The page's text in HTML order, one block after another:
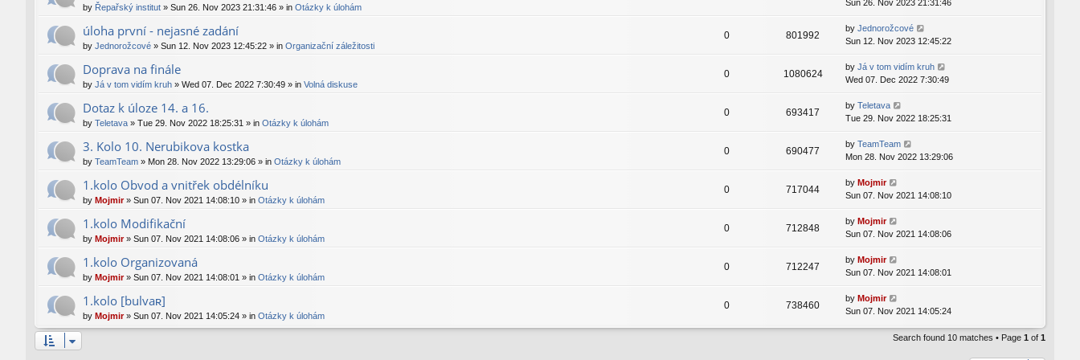
by Řepařský institut » Sun 26. Nov 2023 21:31:46 » in Otázky k úlohám Sun 26. Nov 2023 21:31:46
úloha první - nejasné zadání
by Jednorožcové » Sun 12. Nov 2023 12:45:22 » in Organizační záležitosti
0 801992
by Jednorožcové
Sun 12. Nov 2023 12:45:22
Doprava na finále
by Já v tom vidím kruh » Wed 07. Dec 2022 7:30:49 » in Volná diskuse
0 1080624
by Já v tom vidím kruh
Wed 07. Dec 2022 7:30:49
Dotaz k úloze 14. a 16.
by Teletava » Tue 29. Nov 2022 18:25:31 » in Otázky k úlohám
0 693417
by Teletava
Tue 29. Nov 2022 18:25:31
3. Kolo 10. Nerubikova kostka
by TeamTeam » Mon 28. Nov 2022 13:29:06 » in Otázky k úlohám
0 690477
by TeamTeam
Mon 28. Nov 2022 13:29:06
1.kolo Obvod a vnitřek obdélníku
by Mojmir» Sun 07. Nov 2021 14:08:10 » in Otázky k úlohám
0 717044
by Mojmir
Sun 07. Nov 2021 14:08:10
1.kolo Modifikační
by Mojmir» Sun 07. Nov 2021 14:08:06 » in Otázky k úlohám
0 712848
by Mojmir
Sun 07. Nov 2021 14:08:06
1.kolo Organizovaná
by Mojmir» Sun 07. Nov 2021 14:08:01 » in Otázky k úlohám
0 712247
by Mojmir
Sun 07. Nov 2021 14:08:01
1.kolo [bulvaʀ]
by Mojmir» Sun 07. Nov 2021 14:05:24 » in Otázky k úlohám
0 738460
by Mojmir
Sun 07. Nov 2021 14:05:24
Search found 10 matches • Page 1 of 1